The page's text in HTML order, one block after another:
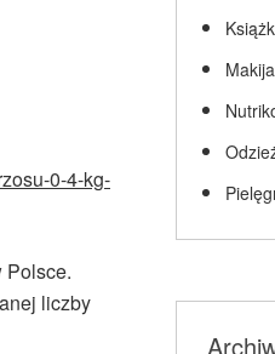
0-4-kg-
Polsce.
liczby